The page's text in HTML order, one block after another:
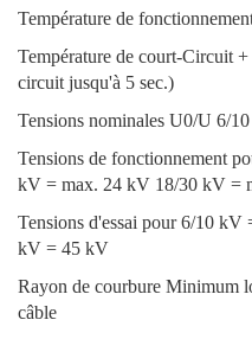
Température de
Température de court-Circuit
circuit jusqu'à 5 sec.)
Tensions nominales U0/U 6/
Tensions de fonctionnement
kV = max. 24 kV 18/30 kV =
Tensions d'essai pour 6/10
kV = 45 kV
Rayon de courbure Minimum
câble